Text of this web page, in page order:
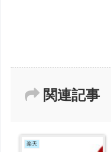
関連記事
楽天